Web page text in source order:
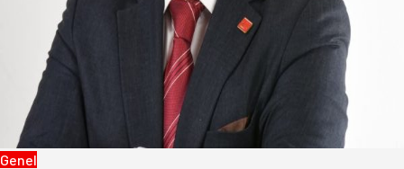
Genel